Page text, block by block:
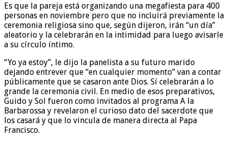
Es que la pareja está organizando una megafiesta para 400
personas en noviembre pero que no incluirá previamente la
ceremonia religiosa sino que, según dijeron, irán “un día”
aleatorio y la celebrarán en la intimidad para luego avisarle
a su círculo íntimo.
“Yo ya estoy”, le dijo la panelista a su futuro marido
dejando entrever que “en cualquier momento” van a contar
públicamente que se casaron ante Dios. Sí celebrarán a lo
grande la ceremonia civil. En medio de esos preparativos,
Guido y Sol fueron como invitados al programa A la
Barbarossa y revelaron el curioso dato del sacerdote que
los casará y que lo vincula de manera directa al Papa
Francisco.